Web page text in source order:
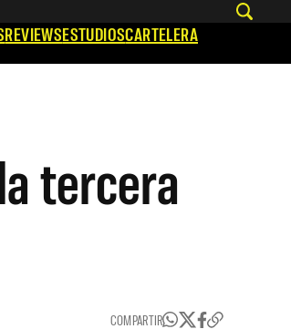
REVIEWSESTUDIOSCARTELERA
tercera
COMPARTIR